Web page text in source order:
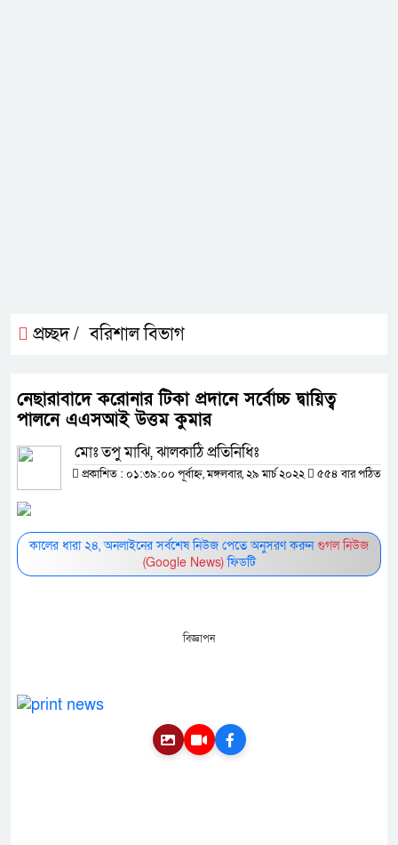
প্রচ্ছদ / বরিশাল বিভাগ
নেছারাবাদে করোনার টিকা প্রদানে সর্বোচ্চ দ্বায়িত্ব
পালনে এএসআই উত্তম কুমার
মোঃ তপু মাঝি, ঝালকাঠি প্রতিনিধিঃ
প্রকাশিত : ০১:৩৯:০০ পূর্বাহ্ন, মঙ্গলবার, ২৯ মার্চ ২০২২ ৫৫৪ বার পঠিত
কালের ধারা ২৪, অনলাইনের সর্বশেষ নিউজ পেতে অনুসরণ করুনগুগল নিউজ
(Google News)ফিডটি
বিজ্ঞাপন